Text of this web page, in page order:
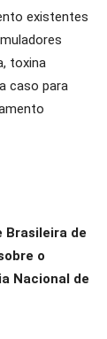
existentes
toxina
caso para
Brasileira de
o
Nacional de